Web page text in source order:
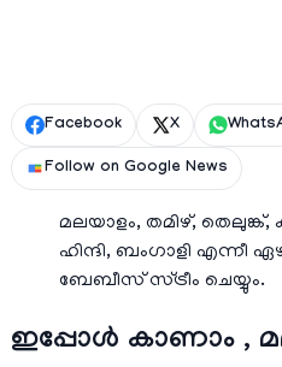
Facebook X
Follow on Google News
മലയാളം, തമിഴ്,
ഹിന്ദി, ബംഗാളി എന്നീ
ബേബീസ് സ്ട്രീം ചെയ്യും.
ഇപ്പോള്‍ കാണാം ,